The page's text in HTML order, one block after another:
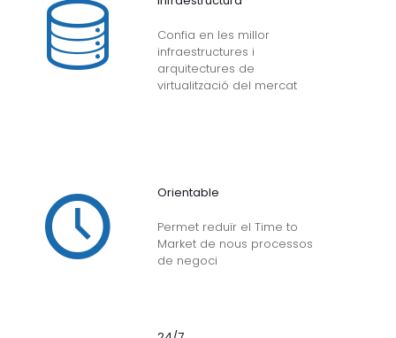
Confia en les millor
infraestructures i
arquitectures de
virtualització del mercat
Orientable
Permet reduïr el Time to
Market de nous processos
de negoci